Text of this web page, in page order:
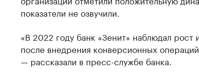
показатели не озвучили.
«В 2022 году банк «Зенит» наблюдал рост
после внедрения конверсионных
— рассказали в пресс-службе банка.